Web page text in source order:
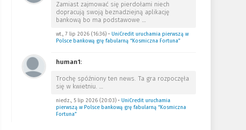
Zamiast zajmować się pierdołami niech
dopracują swoją beznadziejną aplikację
bankową bo ma podstawowe …
wt., 7 lip 2026 (16:36)• UniCredit uruchamia pierwszą w
Polsce bankową grę fabularną “Kosmiczna Fortuna”
human1:
Trochę spóźniony ten news. Ta gra rozpoczęła
się w kwietniu. …
niedz., 5 lip 2026 (20:03)• UniCredit uruchamia
pierwszą w Polsce bankową grę fabularną “Kosmiczna
Fortuna”